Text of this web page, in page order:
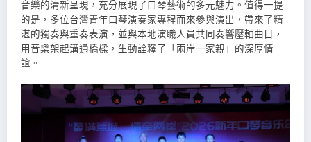
音樂的清新呈現，充分展現了口琴藝術的多元魅力。值得一提
的是，多位台灣青年口琴演奏家專程而來參與演出，帶來了精
湛的獨奏與重奏表演，並與本地演職人員共同奏響壓軸曲目，
用音樂架起溝通橋樑，生動詮釋了「兩岸一家親」的深厚情
誼。